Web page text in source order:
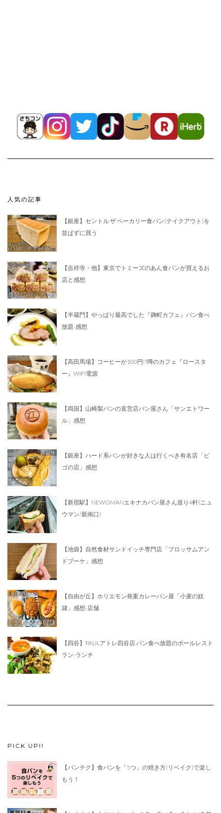
人気の記事
【銀座】セントル ザ ベーカリー食パン(テイクアウト)を
並ばずに買う
【吉祥寺・他】東京でトミーズのあん食パンが買えるお
店と感想
【半蔵門】やっぱり最高でした『麹町カフェ』パン食べ
放題-感想
【高田馬場】コーヒーが100円!?噂のカフェ『ロースタ
ー』WIFI電源
【両国】山崎製パンの直営店パン屋さん「サンエトワー
ル」感想
【銀座】ハード系パンが好きな人は行くべき有名店「ビ
ゴの店」感想
【新宿駅】NEWOMANエキナカパン屋さん巡り4軒(ニュ
ウマン/新南口)
【池袋】自然食材サンドイッチ専門店「ブロッサムアン
ドブーケ」感想
【自由が丘】ホリエモン発案カレーパン屋「小麦の奴
隷」感想-店舗
【四谷】PAULアトレ四谷店 パン食べ放題のポールレスト
ラン-ランチ
PICK UP!!
【パンテク】食パンを「5つ」の焼き方(リベイク)で楽し
もう！